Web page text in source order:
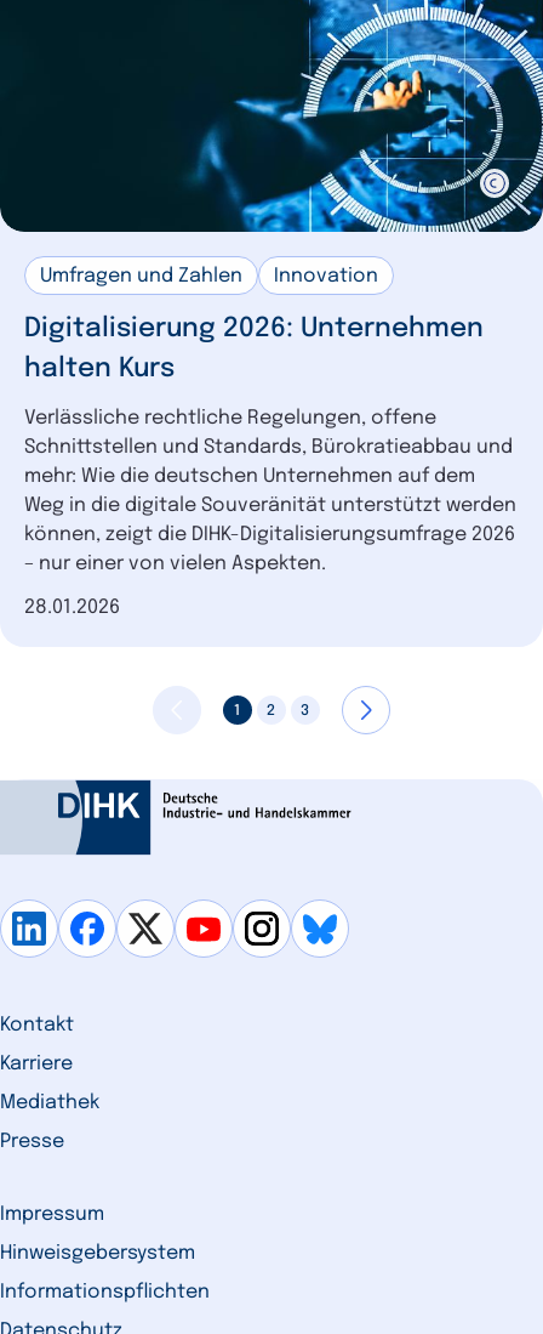
Umfragen und Zahlen Innovation
Digitalisierung 2026: Unternehmen
halten Kurs
Verlässliche rechtliche Regelungen, offene
Schnittstellen und Standards, Bürokratieabbau und
mehr: Wie die deutschen Unternehmen auf dem
Weg in die digitale Souveränität unterstützt werden
können, zeigt die DIHK-Digitalisierungsumfrage 2026
– nur einer von vielen Aspekten.
Datum der Veröffentlichung
28.01.2026
2 3
Kontakt
Karriere
Mediathek
Presse
Impressum
Hinweisgebersystem
Informationspflichten